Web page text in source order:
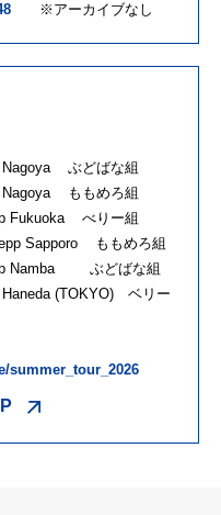
※アーカイブなし
ぶどばな組
ももめろ組
Fukuoka べりー組
Sapporo ももめろ組
Namba ぶどばな組
(TOKYO) ベリー
summer_tour_2026